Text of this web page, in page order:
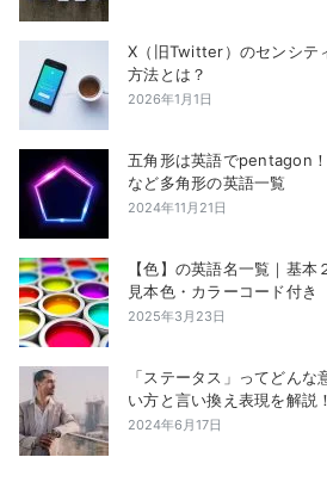
X（旧Twitter）のセンシテ
方法とは？
2026年1月1日
五角形は英語でpentagon
など多角形の英語一覧
2024年11月21日
【色】の英語名一覧｜基本
見本色・カラーコード付き
2025年3月23日
「ステータス」ってどん
い方と言い換え表現を解説！
2024年6月17日